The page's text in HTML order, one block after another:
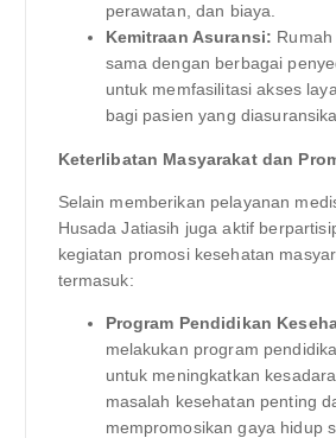
perawatan, dan biaya.
Kemitraan Asuransi:
sama dengan berbagai
untuk memfasilitasi akses
bagi pasien yang
Keterlibatan Masyarakat dan
Selain memberikan pelayanan
Husada Jatiasih juga aktif
kegiatan promosi kesehatan
termasuk:
Program Pendidikan
melakukan program
untuk meningkatkan
masalah kesehatan penting
mempromosikan gaya hidup